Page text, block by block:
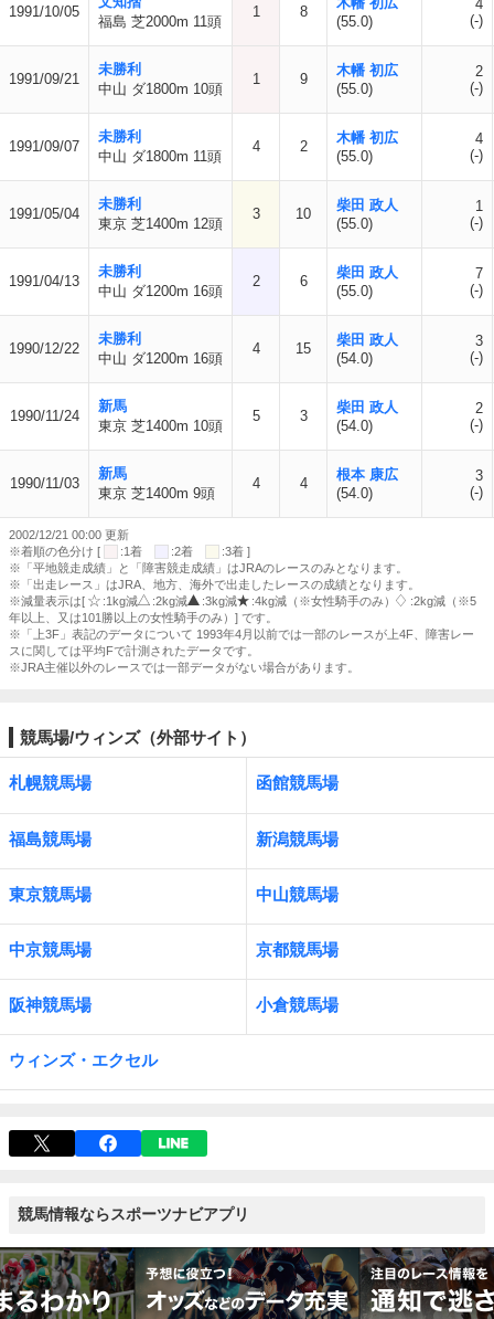
1991/10/05
福島 芝2000m 11頭
1 8
(55.0)
4
(-)
1991/09/21
未勝利
中山 ダ1800m 10頭
1 9
木幡 初広
(55.0)
2
(-)
1991/09/07
未勝利
中山 ダ1800m 11頭
4 2
木幡 初広
(55.0)
4
(-)
1991/05/04
未勝利
東京 芝1400m 12頭
3 10
柴田 政人
(55.0)
1
(-)
1991/04/13
未勝利
中山 ダ1200m 16頭
2 6
柴田 政人
(55.0)
7
(-)
1990/12/22
未勝利
中山 ダ1200m 16頭
4 15
柴田 政人
(54.0)
3
(-)
1990/11/24
新馬
東京 芝1400m 10頭
5 3
柴田 政人
(54.0)
2
(-)
1990/11/03
新馬
東京 芝1400m 9頭
4 4
根本 康広
(54.0)
3
(-)
2002/12/21 00:00 更新
※着順の色分け [
:1着 :2着
:3着 ]
※「平地競走成績」と「障害競走成績」はJRAのレースのみとなります。
※「出走レース」はJRA、地方、海外で出走したレースの成績となります。
※減量表示は[
:1kg減 :2kg減 :3kg減 :4kg減（※女性騎手のみ）
:2kg減（※5
年以上、又は101勝以上の女性騎手のみ）] です。
※「上3F」表記のデータについて 1993年4月以前では一部のレースが上4F、障害レー
スに関しては平均Fで計測されたデータです。
※JRA主催以外のレースでは一部データがない場合があります。
競馬場/ウィンズ（外部サイト）
札幌競馬場 函館競馬場
福島競馬場 新潟競馬場
東京競馬場 中山競馬場
中京競馬場 京都競馬場
阪神競馬場 小倉競馬場
ウィンズ・エクセル
競馬情報ならスポーツナビアプリ